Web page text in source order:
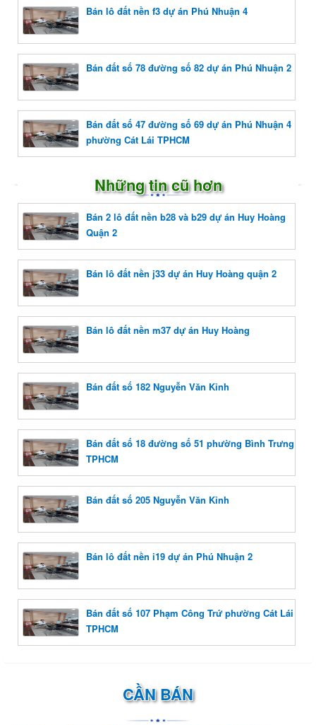
Bán lô đất nền f3 dự án Phú Nhuận 4
Bán đất số 78 đường số 82 dự án Phú Nhuận 2
Bán đất số 47 đường số 69 dự án Phú Nhuận 4
phường Cát Lái TPHCM
Những tin cũ hơn
Bán 2 lô đất nền b28 và b29 dự án Huy Hoàng
Quận 2
Bán lô đất nền j33 dự án Huy Hoàng quận 2
Bán lô đất nền m37 dự án Huy Hoàng
Bán đất số 182 Nguyễn Văn Kỉnh
Bán đất số 18 đường số 51 phường Bình Trưng
TPHCM
Bán đất số 205 Nguyễn Văn Kỉnh
Bán lô đất nền i19 dự án Phú Nhuận 2
Bán đất số 107 Phạm Công Trứ phường Cát Lái
TPHCM
CẦN BÁN